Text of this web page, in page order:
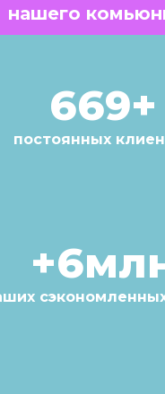
нашего
669+
постоянных